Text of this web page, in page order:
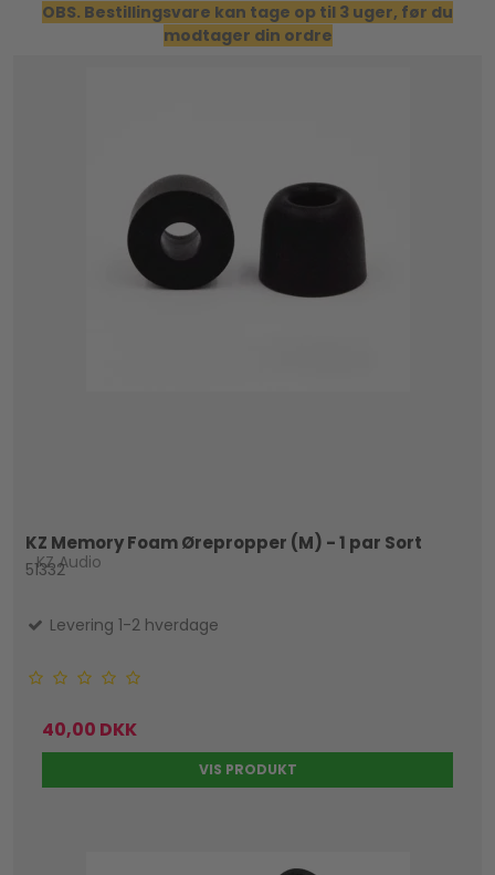
OBS. Bestillingsvare kan tage op til 3 uger, før du
modtager din ordre
KZ Memory Foam Ørepropper (M) - 1 par Sort
KZ Audio
51332
Levering 1-2 hverdage
40,00 DKK
VIS PRODUKT